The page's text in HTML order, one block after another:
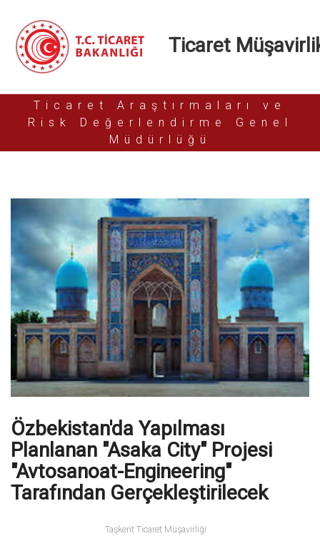
Ticaret
Ticaret Araştırmaları ve
Risk Değerlendirme Genel
Müdürlüğü
Özbekistan'da Yapılması
Planlanan "Asaka City" Projesi
"Avtosanoat-Engineering"
Tarafından Gerçekleştirilecek
Taşkent Ticaret Müşavirliği